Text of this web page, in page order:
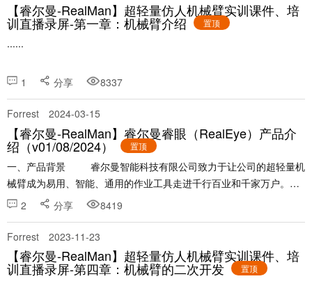
【睿尔曼-RealMan】超轻量仿人机械臂实训课件、培
训直播录屏-第一章：机械臂介绍 置顶
......
1 分享 8337
Forrest 2024-03-15
【睿尔曼-RealMan】睿尔曼睿眼（RealEye）产品介
绍（v01/08/2024） 置顶
一、产品背景 睿尔曼智能科技有限公司致力于让公司的超轻量机
械臂成为易用、智能、通用的作业工具走进千行百业和千家万户。为
此，公司开发了一套机......
2 分享 8419
Forrest 2023-11-23
【睿尔曼-RealMan】超轻量仿人机械臂实训课件、培
训直播录屏-第四章：机械臂的二次开发 置顶